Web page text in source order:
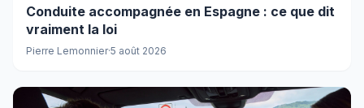
Conduite accompagnée en Espagne : ce que dit
vraiment la loi
Pierre Lemonnier·5 août 2026